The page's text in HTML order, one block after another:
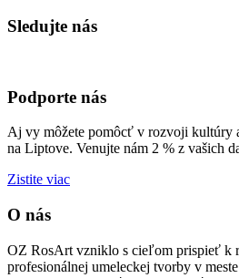
Sledujte nás
Podporte nás
Aj vy môžete pomôcť v rozvoji kultúry
na Liptove. Venujte nám 2 % z vašich
Zistite viac
O nás
OZ RosArt vzniklo s cieľom prispieť k
profesionálnej umeleckej tvorby v